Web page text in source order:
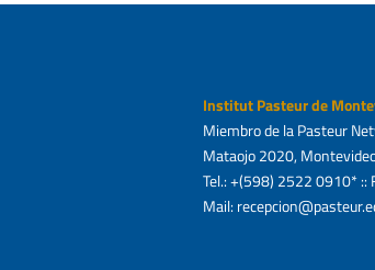
Institut Pasteur de
Miembro de la Pasteur
Mataojo 2020,
Tel.: +(598) 2522 0910* ::
Mail: